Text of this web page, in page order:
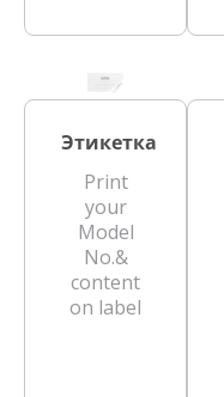
Этикетка
Print
your
Model
No.&
content
on label